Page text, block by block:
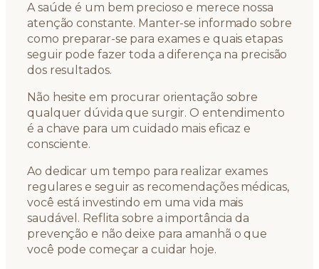
A saúde é um bem precioso e merece nossa
atenção constante. Manter-se informado sobre
como preparar-se para exames e quais etapas
seguir pode fazer toda a diferença na precisão
dos resultados.
Não hesite em procurar orientação sobre
qualquer dúvida que surgir. O entendimento
é a chave para um cuidado mais eficaz e
consciente.
Ao dedicar um tempo para realizar exames
regulares e seguir as recomendações médicas,
você está investindo em uma vida mais
saudável. Reflita sobre a importância da
prevenção e não deixe para amanhã o que
você pode começar a cuidar hoje.